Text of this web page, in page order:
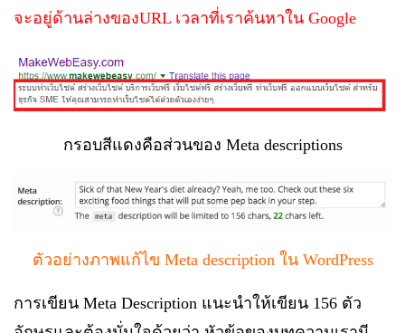
จะอยู่ด้านล่างของURL เวลาที่เราค้นหาใน Google
กรอบสีแดงคือส่วนของ Meta descriptions
ตัวอย่างภาพแก้ไข Meta description ใน WordPress
การเขียน Meta Description แนะนำให้เขียน 156 ตัว